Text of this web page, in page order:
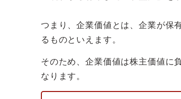
つまり、企業価値とは、企業が保
るものといえます。
そのため、企業価値は株主価値に
なります。